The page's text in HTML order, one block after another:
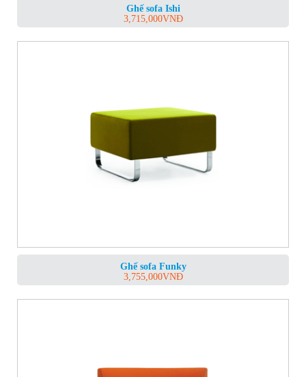
Ghế sofa Ishi
3,715,000VNĐ
Ghế sofa Funky
3,755,000VNĐ